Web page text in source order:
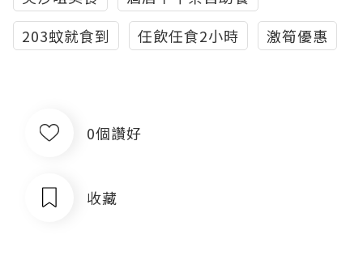
203蚊就食到
任飲任食2小時 激筍優惠
0個讚好
收藏